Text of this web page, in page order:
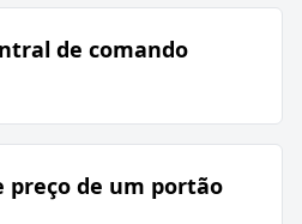
de comando
preço de um portão